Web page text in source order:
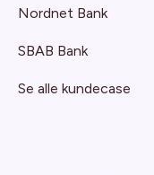
Nordnet Bank
SBAB Bank
Se alle kundecase